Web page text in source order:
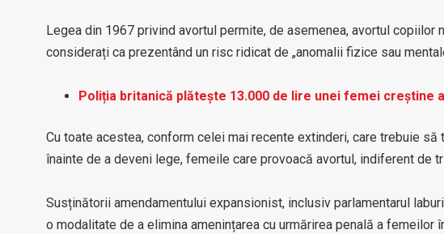
Legea din 1967 privind avortul permite, de asemenea, avortul
considerați ca prezentând un risc ridicat de „anomalii fizice sau
Poliția britanică plătește 13.000 de lire unei femei creștine
Cu toate acestea, conform celei mai recente extinderi, care trebuie
înainte de a deveni lege, femeile care provoacă avortul, indiferent de
Susținătorii amendamentului expansionist, inclusiv parlamentarul
o modalitate de a elimina amenințarea cu urmărirea penală a